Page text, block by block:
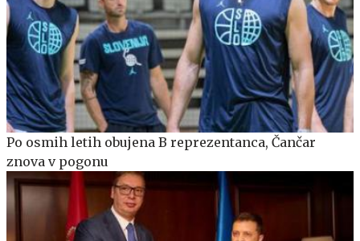
Po osmih letih obujena B reprezentanca, Čančar
znova v pogonu